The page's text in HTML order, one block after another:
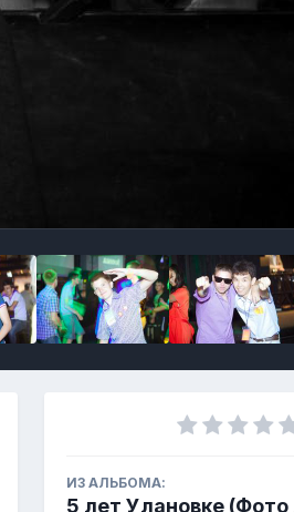
ИЗ АЛЬБОМА:
5 лет Улановке